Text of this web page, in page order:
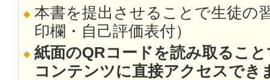
本書を提出させることで生徒の
印欄・自己評価表付）
紙面のQRコードを読み取るこ
コンテンツに直接アクセスでき